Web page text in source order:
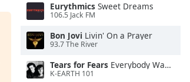
Eurythmics Sweet Dreams
106.5 Jack FM
Bon Jovi Livin' On a Prayer
93.7 The River
Tears for Fears Everybody Wants To Rule the World
K-EARTH 101